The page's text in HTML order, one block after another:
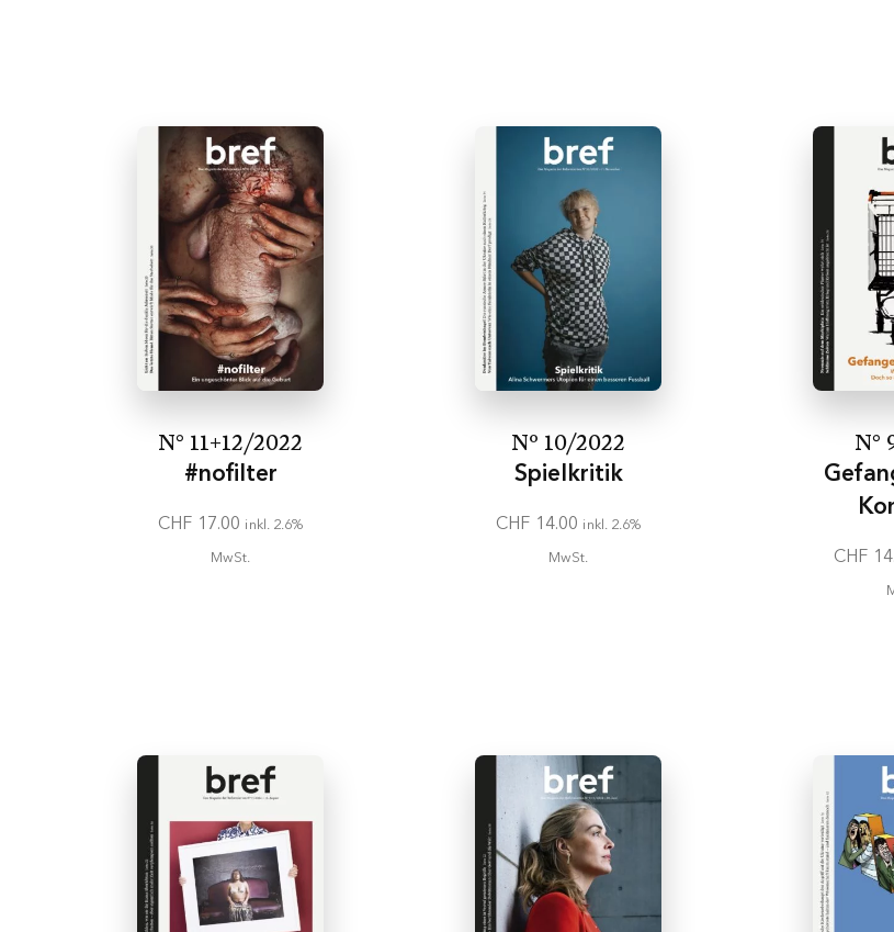
N° 11+12/2022
#nofilter
CHF 17.00 inkl. 2.6%
MwSt.
Nº 10/2022
Spielkritik
CHF 14.00 inkl. 2.6%
MwSt.
N°
CHF
Mich interessieren die bref Inhalte zu wenig.
Melden Sie sich an, um Inhalte mit
Inhalt für
Newsletter-Anmeldung
Keine bref
verpassen!